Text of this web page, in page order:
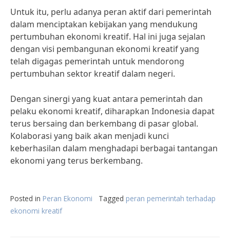
Untuk itu, perlu adanya peran aktif dari pemerintah
dalam menciptakan kebijakan yang mendukung
pertumbuhan ekonomi kreatif. Hal ini juga sejalan
dengan visi pembangunan ekonomi kreatif yang
telah digagas pemerintah untuk mendorong
pertumbuhan sektor kreatif dalam negeri.
Dengan sinergi yang kuat antara pemerintah dan
pelaku ekonomi kreatif, diharapkan Indonesia dapat
terus bersaing dan berkembang di pasar global.
Kolaborasi yang baik akan menjadi kunci
keberhasilan dalam menghadapi berbagai tantangan
ekonomi yang terus berkembang.
Posted in Peran Ekonomi Tagged peran pemerintah terhadap
ekonomi kreatif